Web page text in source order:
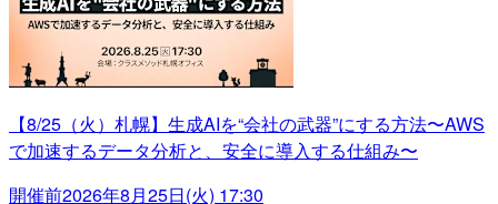
【8/25（火）札幌】生成AIを“会社の武器”にする方法〜AWS
で加速するデータ分析と、安全に導入する仕組み〜
開催前2026年8月25日(火) 17:30